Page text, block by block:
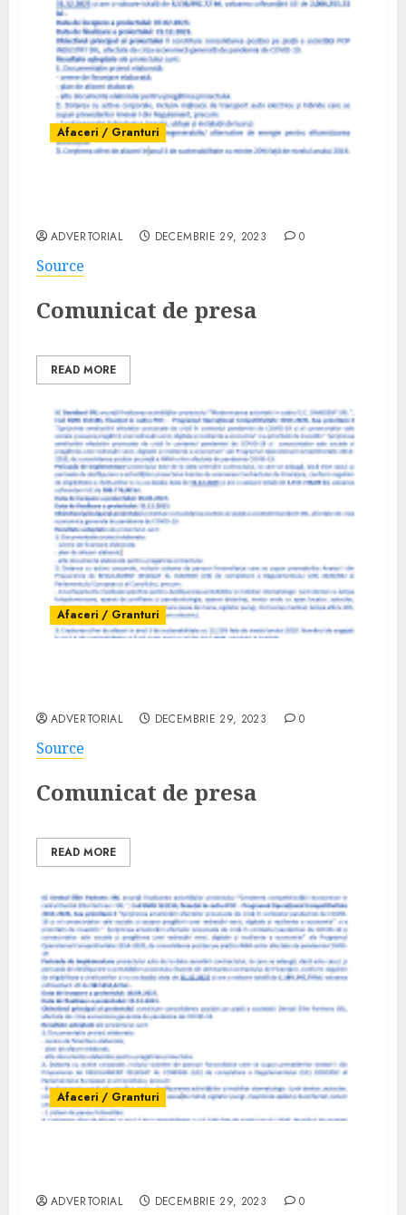
Afaceri / Granturi
ADVERTORIAL DECEMBRIE 29, 2023 0
Source
Comunicat de presa
READ MORE
Afaceri / Granturi
ADVERTORIAL DECEMBRIE 29, 2023 0
Source
Comunicat de presa
READ MORE
Afaceri / Granturi
ADVERTORIAL DECEMBRIE 29, 2023 0